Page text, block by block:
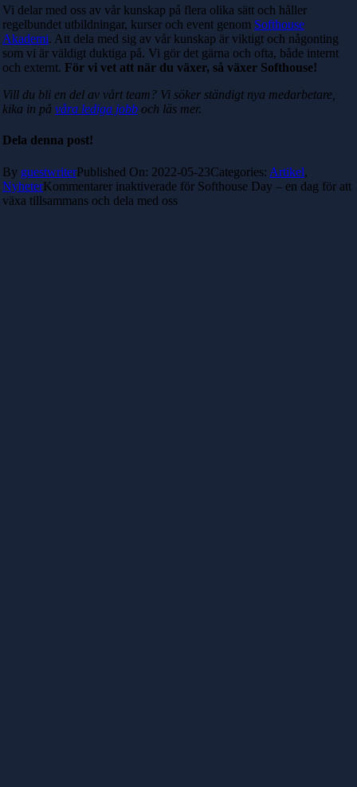
Vi delar med oss av vår kunskap på flera olika sätt och håller
regelbundet utbildningar, kurser och event genom Softhouse
Akademi. Att dela med sig av vår kunskap är viktigt och någonting
som vi är väldigt duktiga på. Vi gör det gärna och ofta, både internt
och externt. För vi vet att när du växer, så växer Softhouse!
Vill du bli en del av vårt team? Vi söker ständigt nya medarbetare,
kika in på våra lediga jobb och läs mer.
Dela denna post!
By guestwriterPublished On: 2022-05-23Categories: Artikel,
NyheterKommentarer inaktiverade för Softhouse Day – en dag för att
växa tillsammans och dela med oss